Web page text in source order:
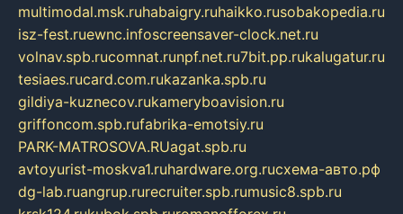
multimodal.msk.ruhabaigry.ruhaikko.rusobakopedia.ru
isz-fest.ruewnc.infoscreensaver-clock.net.ru
volnav.spb.rucomnat.runpf.net.ru7bit.pp.rukalugatur.ru
tesiaes.rucard.com.rukazanka.spb.ru
gildiya-kuznecov.rukameryboavision.ru
griffoncom.spb.rufabrika-emotsiy.ru
PARK-MATROSOVA.RUagat.spb.ru
avtoyurist-moskva1.ruhardware.org.ruсхема-авто.рф
dg-lab.ruangrup.rurecruiter.spb.rumusic8.spb.ru